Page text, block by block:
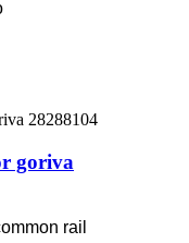
goriva
rail